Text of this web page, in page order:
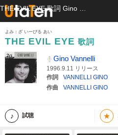
よみ：ざ いーびる あい
THE EVIL EYE 歌詞
Gino Vannelli
1996.9.11 リリース
作詞
VANNELLI GINO
作曲
VANNELLI GINO
試聴 ★